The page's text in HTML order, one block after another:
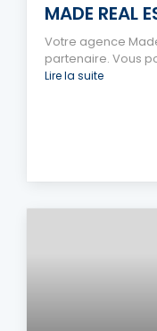
MADE REAL
Votre agence
partenaire. Vous
Lire la suite